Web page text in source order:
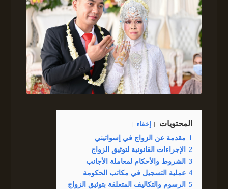
المحتويات إخفاء
1 مقدمة عن الزواج في إسواتيني
2
الإجراءات القانونية لتوثيق الزواج
3
الشروط والأحكام لمعاملة الأجانب
4 عملية التسجيل في مكاتب الحكومة
5
الرسوم والتكاليف المتعلقة بتوثيق الزواج